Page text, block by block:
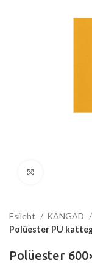
Esileht KANGAD
Polüester PU
Polüester